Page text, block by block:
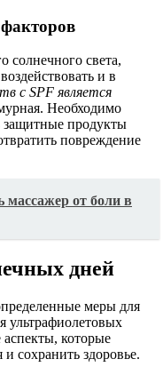
солнечного света,
и в
с SPF является
Необходимо
защитные продукты
повреждение
от боли в
дней
меры для
ультрафиолетовых
которые
сохранить здоровье.